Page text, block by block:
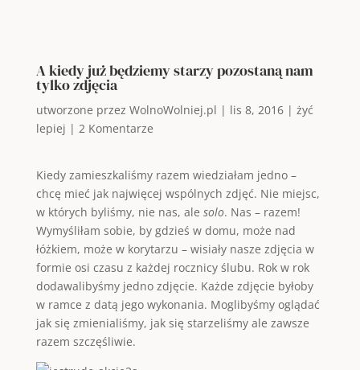
A kiedy już będziemy starzy pozostaną nam
tylko zdjęcia
utworzone przez WolnoWolniej.pl | lis 8, 2016| żyć
lepiej | 2 Komentarze
Kiedy zamieszkaliśmy razem wiedziałam jedno –
chcę mieć jak najwięcej wspólnych zdjęć. Nie miejsc,
w których byliśmy, nie nas, ale solo. Nas – razem!
Wymyśliłam sobie, by gdzieś w domu, może nad
łóżkiem, może w korytarzu – wisiały nasze zdjęcia w
formie osi czasu z każdej rocznicy ślubu. Rok w rok
dodawalibyśmy jedno zdjęcie. Każde zdjęcie byłoby
w ramce z datą jego wykonania. Moglibyśmy oglądać
jak się zmienialiśmy, jak się starzeliśmy ale zawsze
razem szczęśliwie.